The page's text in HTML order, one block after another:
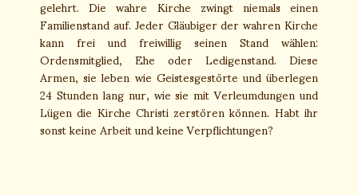
gelehrt. Die wahre Kirche zwingt niemals einen
Familienstand auf. Jeder Gläubiger der wahren Kirche
kann frei und freiwillig seinen Stand wählen:
Ordensmitglied, Ehe oder Ledigenstand. Diese
Armen, sie leben wie Geistesgestörte und überlegen
24 Stunden lang nur, wie sie mit Verleumdungen und
Lügen die Kirche Christi zerstören können. Habt ihr
sonst keine Arbeit und keine Verpflichtungen?